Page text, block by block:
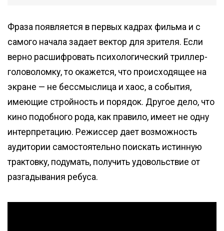
Фраза появляется в первых кадрах фильма и с
самого начала задает вектор для зрителя. Если
верно расшифровать психологический триллер-
головоломку, то окажется, что происходящее на
экране — не бессмыслица и хаос, а события,
имеющие стройность и порядок. Другое дело, что
кино подобного рода, как правило, имеет не одну
интерпретацию. Режиссер дает возможность
аудитории самостоятельно поискать истинную
трактовку, подумать, получить удовольствие от
разгадывания ребуса.